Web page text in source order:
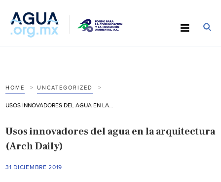
HOME UNCATEGORIZED
Usos innovadores del agua en la arquitectura
(Arch Daily)
31 DICIEMBRE 2019